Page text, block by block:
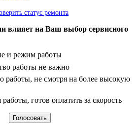
статус ремонта
влияет на Ваш выбор сервисного
и режим работы
работы не важно
работы, не смотря на более высокую
готов оплатить за скорость